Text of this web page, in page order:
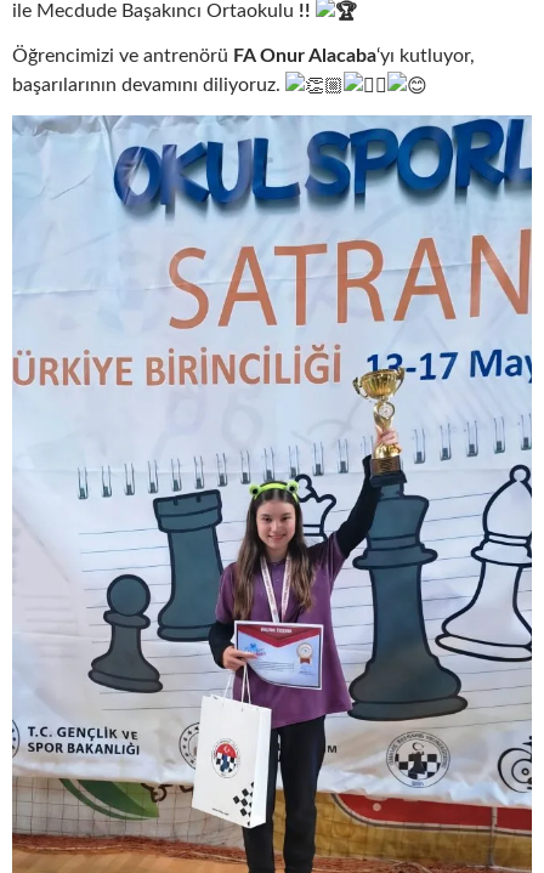
ile Mecdude Başakıncı Ortaokulu !!
Öğrencimizi ve antrenörü FA Onur Alacaba‘yı kutluyor,
başarılarının devamını diliyoruz.